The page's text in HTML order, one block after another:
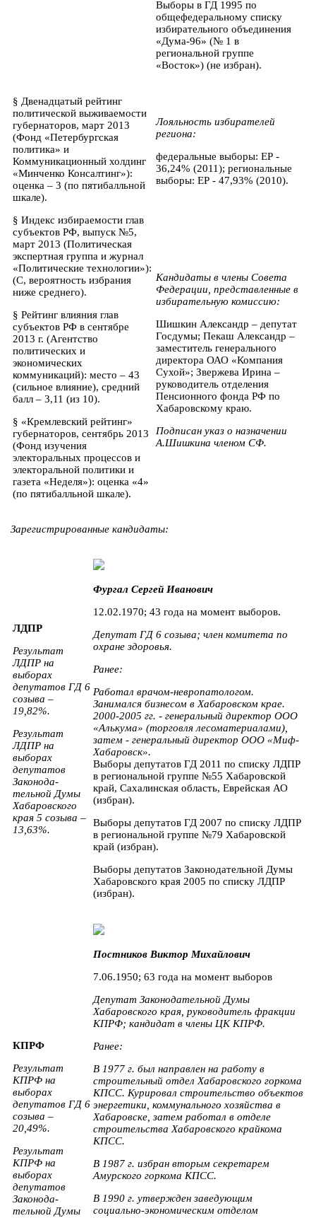
Выборы в ГД 1995 по
общефедеральному списку
избирательного объединения
«Дума-96» (№ 1 в
региональной группе
«Восток») (не избран).
§ Двенадцатый рейтинг
политической выживаемости
губернаторов, март 2013
(Фонд «Петербургская
политика» и
Коммуникационный холдинг
«Минченко Консалтинг»):
оценка – 3 (по пятибалльной
шкале).
§ Индекс избираемости глав
субъектов РФ, выпуск №5,
март 2013 (Политическая
экспертная группа и журнал
«Политические технологии»):
(С, вероятность избрания
ниже среднего).
§ Рейтинг влияния глав
субъектов РФ в сентябре
2013 г. (Агентство
политических и
экономических
коммуникаций): место – 43
(сильное влияние), средний
балл – 3,11 (из 10).
§ «Кремлевский рейтинг»
губернаторов, сентябрь 2013
(Фонд изучения
электоральных процессов и
электоральной политики и
газета «Неделя»): оценка «4»
(по пятибалльной шкале).
Лояльность избирателей
региона:
федеральные выборы: ЕР -
36,24% (2011); региональные
выборы: ЕР - 47,93% (2010).
Кандидаты в члены Совета
Федерации, представленные в
избирательную комиссию:
Шишкин Александр – депутат
Госдумы; Пекаш Александр –
заместитель генерального
директора ОАО «Компания
Сухой»; Звержева Ирина –
руководитель отделения
Пенсионного фонда РФ по
Хабаровскому краю.
Подписан указ о назначении
А.Шишкина членом СФ.
Зарегистрированные кандидаты:
ЛДПР
Результат
ЛДПР на
выборах
депутатов ГД 6
созыва –
19,82%.
Результат
ЛДПР на
выборах
депутатов
Законода-
тельной Думы
Хабаровского
края 5 созыва –
13,63%.
Фургал Сергей Иванович
12.02.1970; 43 года на момент выборов.
Депутат ГД 6 созыва; член комитета по
охране здоровья.
Ранее:
Работал врачом-невропатологом.
Занимался бизнесом в Хабаровском крае.
2000-2005 гг. - генеральный директор ООО
«Алькума» (торговля лесоматериалами),
затем - генеральный директор ООО «Миф-
Хабаровск».
Выборы депутатов ГД 2011 по списку ЛДПР
в региональной группе №55 Хабаровской
край, Сахалинская область, Еврейская АО
(избран).
Выборы депутатов ГД 2007 по списку ЛДПР
в региональной группе №79 Хабаровской
край (избран).
Выборы депутатов Законодательной Думы
Хабаровского края 2005 по списку ЛДПР
(избран).
КПРФ
Результат
КПРФ на
выборах
депутатов ГД 6
созыва –
20,49%.
Результат
КПРФ на
выборах
депутатов
Законода-
тельной Думы
Постников Виктор Михайлович
7.06.1950; 63 года на момент выборов
Депутат Законодательной Думы
Хабаровского края, руководитель фракции
КПРФ; кандидат в члены ЦК КПРФ.
Ранее:
В 1977 г. был направлен на работу в
строительный отдел Хабаровского горкома
КПСС. Курировал строительство объектов
энергетики, коммунального хозяйства в
Хабаровске, затем работал в отделе
строительства Хабаровского крайкома
КПСС.
В 1987 г. избран вторым секретарем
Амурского горкома КПСС.
В 1990 г. утвержден заведующим
социально-экономическим отделом